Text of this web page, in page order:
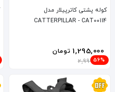
کوله پشتی کاترپیلار مدل
CATTERPILLAR - CAT00114
1,295,000 تومان
2,999,000
56%